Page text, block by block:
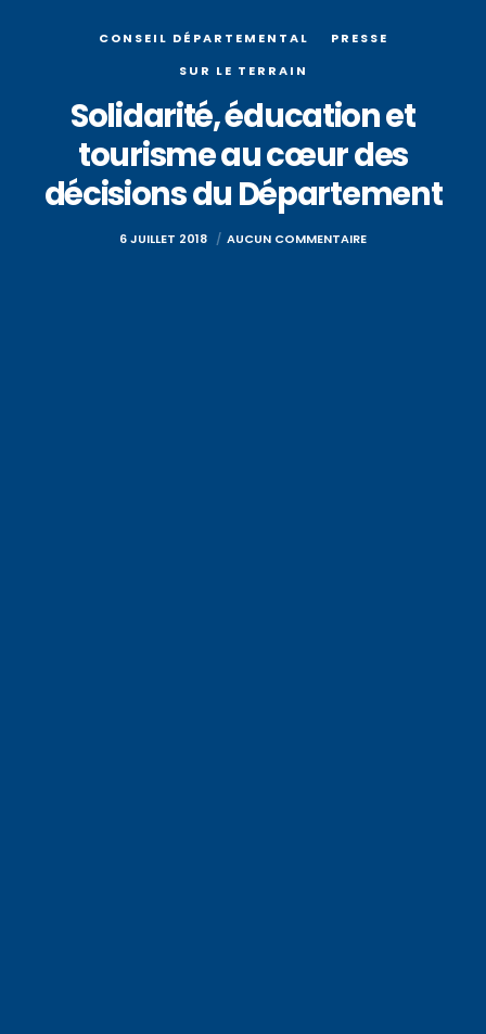
CONSEIL DÉPARTEMENTAL
PRESSE
SUR LE TERRAIN
Solidarité, éducation et
tourisme au cœur des
décisions du Département
6 JUILLET 2018 AUCUN COMMENTAIRE